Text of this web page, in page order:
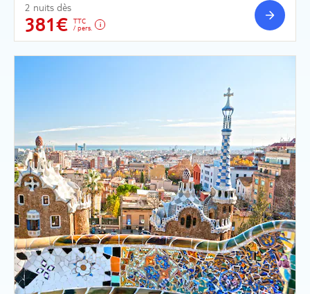
2 nuits dès
381€
TTC
/ pers.